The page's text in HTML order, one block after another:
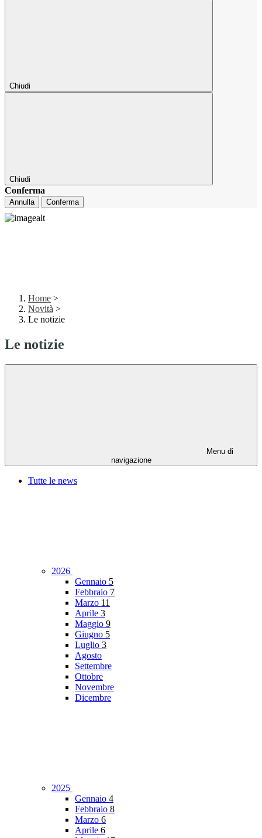
Chiudi
Chiudi
Conferma
Annulla Conferma
Home >
Novità >
Le notizie
Le notizie
Menu di
navigazione
Tutte le news
2026
Gennaio 5
Febbraio 7
Marzo 11
Aprile 3
Maggio 9
Giugno 5
Luglio 3
Agosto
Settembre
Ottobre
Novembre
Dicembre
2025
Gennaio 4
Febbraio 8
Marzo 6
Aprile 6